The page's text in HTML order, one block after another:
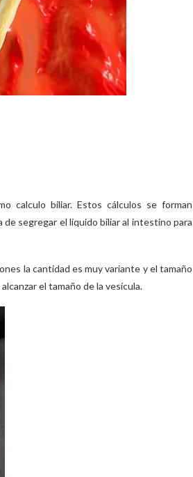
calculo biliar. Estos cálculos se forman
de segregar el líquido biliar al intestino para
la cantidad es muy variante y el tamaño
el tamaño de la vesícula.